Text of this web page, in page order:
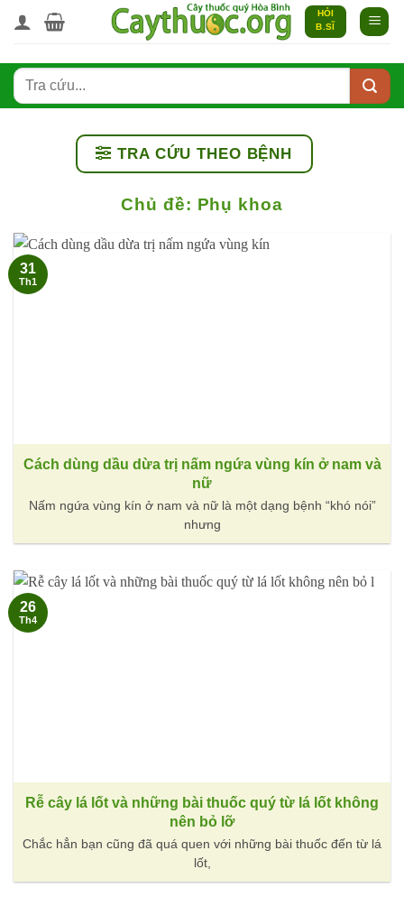
qua
dung
HỎI
B.SĨ
TRA CỨU THEO BỆNH
Chủ đề: Phụ khoa
Cách dùng dầu dừa trị nấm ngứa vùng kín ở nam và
nữ
Nấm ngứa vùng kín ở nam và nữ là một dạng bệnh “khó nói”
nhưng
31
Th1
Rễ cây lá lốt và những bài thuốc quý từ lá lốt không
nên bỏ lỡ
Chắc hẳn bạn cũng đã quá quen với những bài thuốc đến từ lá
lốt,
26
Th4